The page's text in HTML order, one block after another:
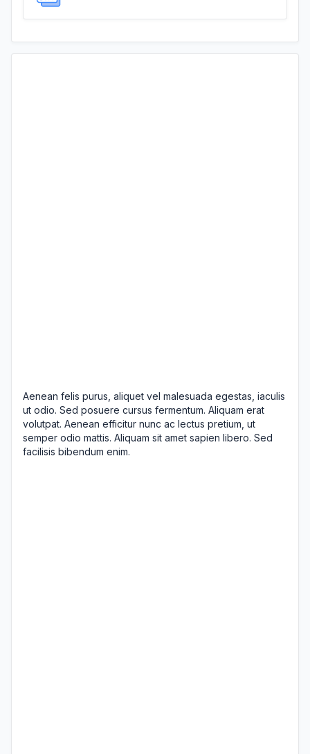
Aenean felis purus, aliquet vel malesuada egestas, iaculis
ut odio. Sed posuere cursus fermentum. Aliquam erat
volutpat. Aenean efficitur nunc ac lectus pretium, ut
semper odio mattis. Aliquam sit amet sapien libero. Sed
facilisis bibendum enim.